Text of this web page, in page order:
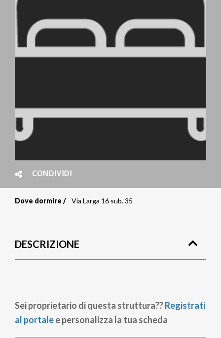
CONDIVIDI
pane
Dove dormire Via Larga 16 sub. 35
DESCRIZIONE
Sei proprietario di questa struttura??Registrati
al portalee personalizza la tua scheda